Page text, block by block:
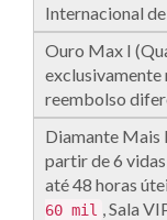
Internacional
Ouro Max I
exclusivamente
reembolso
Diamante Mais
partir de 6
até 48 horas
60 mil , Sala